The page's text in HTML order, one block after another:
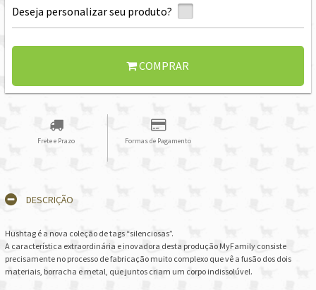
Deseja personalizar seu produto?
COMPRAR
Frete e Prazo Formas de Pagamento
DESCRIÇÃO
Hushtag é a nova coleção de tags “silenciosas”.
A característica extraordinária e inovadora desta produção MyFamily consiste
precisamente no processo de fabricação muito complexo que vê a fusão dos dois
materiais, borracha e metal, que juntos criam um corpo indissolúvel.